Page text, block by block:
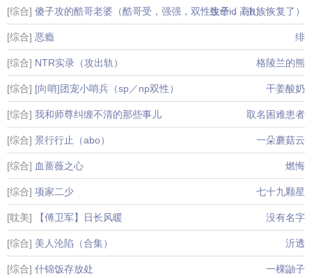
[综合] 傻子攻的酷哥老婆（酷哥受，强强，双性生子，高h）
致命id（虫族恢复了）
[综合] 恶瘾 绯
[综合] NTR实录（攻出轨） 格陵兰的熊
[综合] [向哨]团宠小哨兵（sp／np双性） 干姜酸奶
[综合] 我和师尊纠缠不清的那些事儿 取名困难患者
[综合] 景行行止（abo） 一朵蘑菇云
[综合] 血蔷薇之心 燃悔
[综合] 项家二少 七十九颗星
[耽美] 【傅卫军】日长风暖 没有名字
[综合] 美人沦陷（合集） 沂透
[综合] 什锦饭存放处 一棵鼬子